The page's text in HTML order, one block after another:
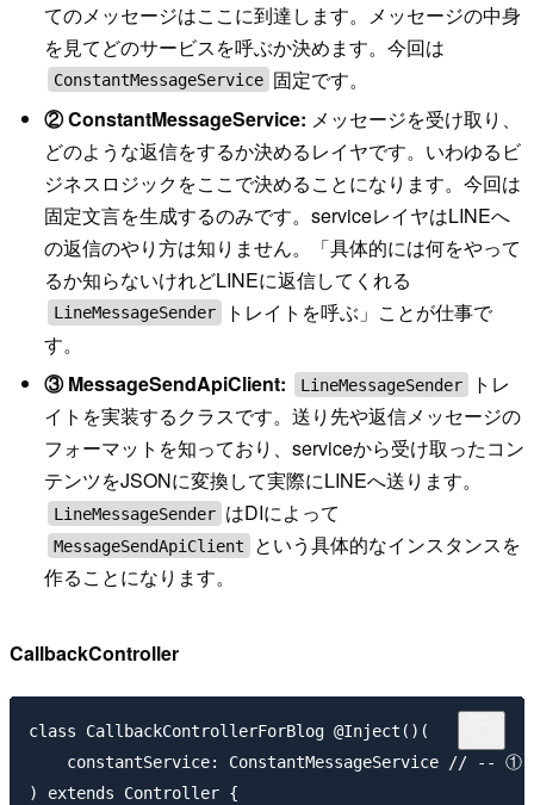
てのメッセージはここに到達します。メッセージの中身
を見てどのサービスを呼ぶか決めます。今回は
ConstantMessageService 固定です。
② ConstantMessageService: メッセージを受け取り、
どのような返信をするか決めるレイヤです。いわゆるビ
ジネスロジックをここで決めることになります。今回は
固定文言を生成するのみです。serviceレイヤはLINEへ
の返信のやり方は知りません。「具体的には何をやって
るか知らないけれどLINEに返信してくれる
LineMessageSender
トレイトを呼ぶ」ことが仕事で
す。
③ MessageSendApiClient:
LineMessageSender
トレ
イトを実装するクラスです。送り先や返信メッセージの
フォーマットを知っており、serviceから受け取ったコン
テンツをJSONに変換して実際にLINEへ送ります。
LineMessageSender はDIによって
MessageSendApiClient
という具体的なインスタンスを
作ることになります。
CallbackController
class CallbackControllerForBlog @Inject()(
    constantService: ConstantMessageService // -- ①
) extends Controller {